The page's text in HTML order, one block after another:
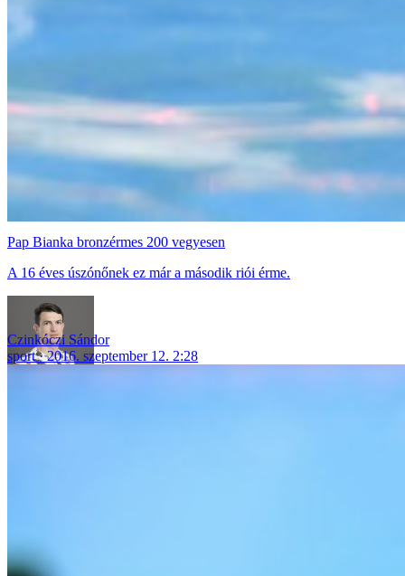
Pap Bianka bronzérmes 200 vegyesen
A 16 éves úszónőnek ez már a második riói érme.
Czinkóczi Sándor
sport
2016. szeptember 12. 2:28